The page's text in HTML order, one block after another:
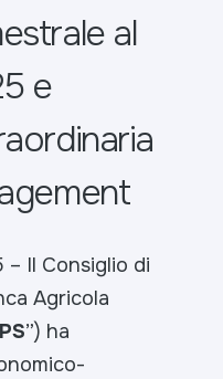
al
e
– Il Consiglio di
Agricola
”) ha